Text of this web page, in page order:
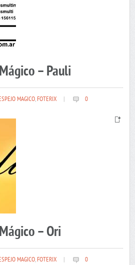
– Pauli
MAGICO,FOTERIX 0
– Ori
MAGICO,FOTERIX 0